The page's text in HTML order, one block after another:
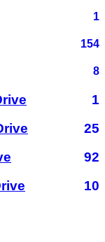
1
154
8
1
25
92
10